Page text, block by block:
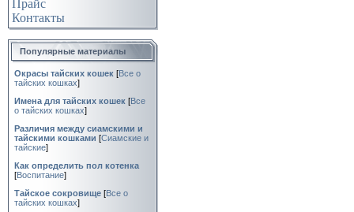
Прайс
Контакты
Популярные материалы
Окрасы тайских кошек [Все о
тайских кошках]
Имена для тайских кошек [Все
о тайских кошках]
Различия между сиамскими и
тайскими кошками [Сиамские и
тайские]
Как определить пол котенка
[Воспитание]
Тайское сокровище [Все о
тайских кошках]